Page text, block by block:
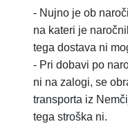
- Nujno je ob
na kateri je
tega dostava ni
- Pri dobavi po
ni na zalogi, se
transporta iz
tega stroška ni.